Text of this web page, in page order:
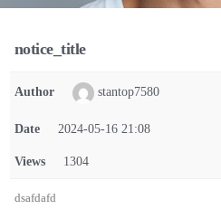
notice_title
Author stantop7580
Date 2024-05-16 21:08
Views 1304
dsafdafd